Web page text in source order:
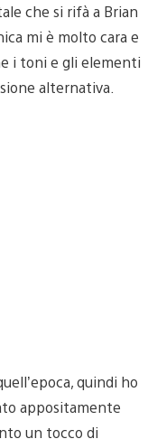
che si rifà a Brian
mi è molto cara e
i toni e gli elementi
alternativa.
quindi ho
appositamente
un tocco di